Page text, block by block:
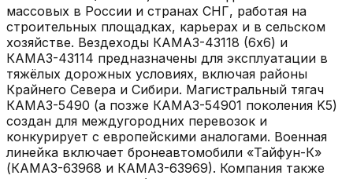
массовых в России и странах СНГ, работая на
строительных площадках, карьерах и в сельском
хозяйстве. Вездеходы КАМАЗ-43118 (6x6) и
КАМАЗ-43114 предназначены для эксплуатации в
тяжёлых дорожных условиях, включая районы
Крайнего Севера и Сибири. Магистральный тягач
КАМАЗ-5490 (а позже КАМАЗ-54901 поколения K5)
создан для междугородних перевозок и
конкурирует с европейскими аналогами. Военная
линейка включает бронеавтомобили «Тайфун-К»
(КАМАЗ-63968 и КАМАЗ-63969). Компания также